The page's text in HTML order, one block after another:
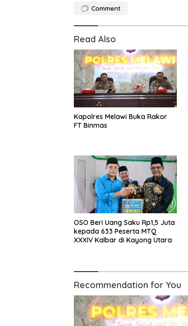
Comment
Read Also
Kapolres Melawi Buka Rakor
FT Binmas
OSO Beri Uang Saku Rp1,5 Juta
kepada 633 Peserta MTQ
XXXIV Kalbar di Kayong Utara
Recommendation for You